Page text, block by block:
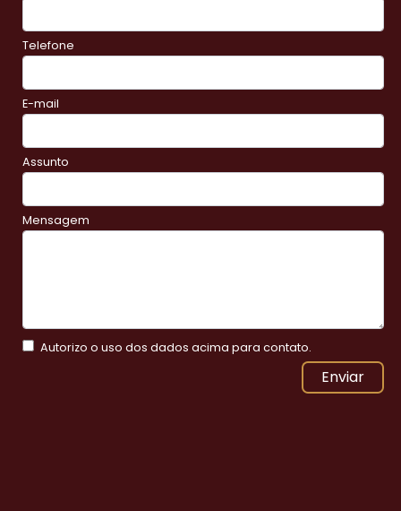
Telefone
E-mail
Assunto
Mensagem
Autorizo o uso dos dados acima para contato.
Enviar